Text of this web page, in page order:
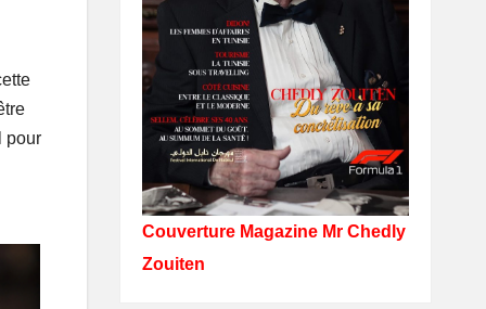
pour
Couverture Magazine Mr Chedly
Zouiten